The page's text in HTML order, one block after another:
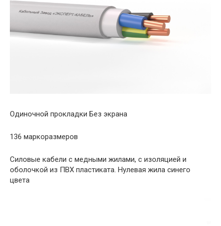
Одиночной прокладки Без экрана
136 маркоразмеров
Силовые кабели с медными жилами, с изоляцией и
оболочкой из ПВХ пластиката. Нулевая жила синего
цвета